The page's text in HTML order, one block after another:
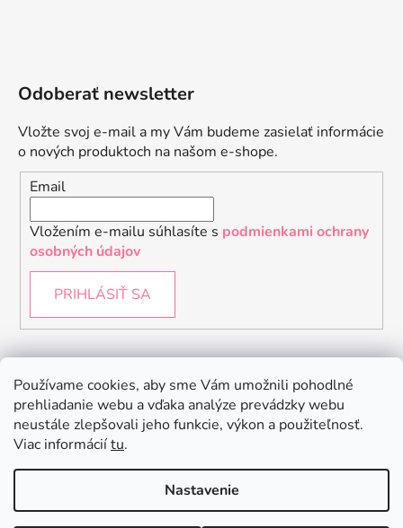
Používame cookies, aby sme Vám umožnili pohodlné
prehliadanie webu a vďaka analýze prevádzky webu
neustále zlepšovali jeho funkcie, výkon a použiteľnosť.
Viac informáciítu.
Nastavenie
Odoberať newsletter
Vložte svoj e-mail a my Vám budeme zasielať informácie
o nových produktoch na našom e-shope.
Email
Vložením e-mailu súhlasíte s podmienkami ochrany
osobných údajov
PRIHLÁSIŤ SA
Instagram